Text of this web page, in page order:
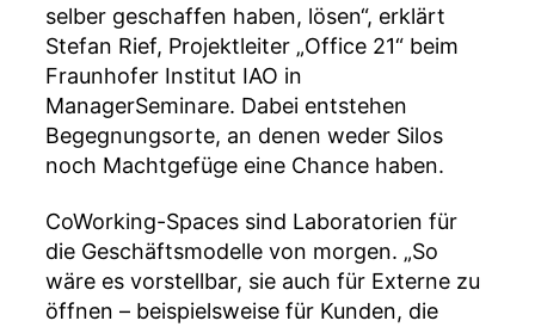
selber geschaffen haben, lösen“, erklärt
Stefan Rief, Projektleiter „Office 21“ beim
Fraunhofer Institut IAO in
ManagerSeminare. Dabei entstehen
Begegnungsorte, an denen weder Silos
noch Machtgefüge eine Chance haben.
CoWorking-Spaces sind Laboratorien für
die Geschäftsmodelle von morgen. „So
wäre es vorstellbar, sie auch für Externe zu
öffnen – beispielsweise für Kunden, die